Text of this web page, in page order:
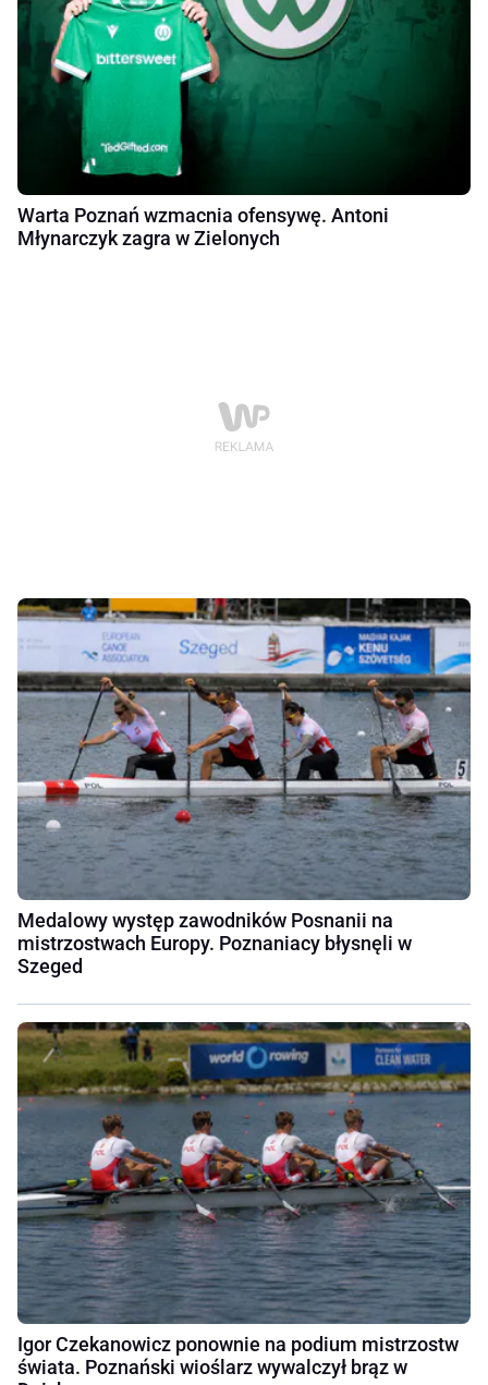
Warta Poznań wzmacnia ofensywę. Antoni
Młynarczyk zagra w Zielonych
Medalowy występ zawodników Posnanii na
mistrzostwach Europy. Poznaniacy błysnęli w
Szeged
Igor Czekanowicz ponownie na podium mistrzostw
świata. Poznański wioślarz wywalczył brąz w